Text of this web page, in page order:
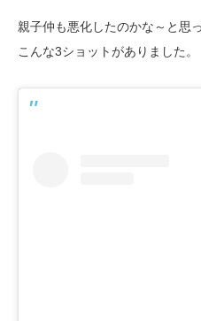
親子仲も悪化したのかな～と思
こんな3ショットがありました。